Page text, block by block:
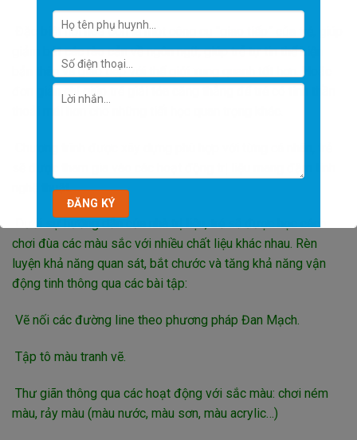
Đặc biệt hội hoạ còn là một công cụ “giao tiếp” của trẻ, giúp
giảm bớt các rào cản về ngôn ngữ, giúp trẻ tự tin thể hiện
bản thân và giao tiếp với thế giới xung quanh tốt hơn. Hoặc
đơn giản chỉ giúp trẻ giải tỏa căng thẳng để trẻ có tinh thần
nghệ thuật.
Dưới sự hướng dẫn của nhà trị liệu, trẻ sẽ được học cách
chơi đùa các màu sắc với nhiều chất liệu khác nhau. Rèn
luyện khả năng quan sát, bắt chước và tăng khả năng vận
động tinh thông qua các bài tập:
Vẽ nối các đường line theo phương pháp Đan Mạch.
Tập tô màu tranh vẽ.
Thư giãn thông qua các hoạt động với sắc màu: chơi ném
màu, rảy màu (màu nước, màu sơn, màu acrylic…)